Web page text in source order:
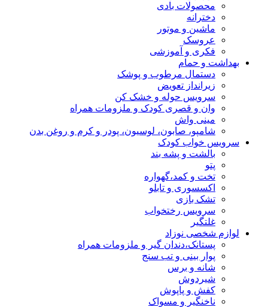
محصولات بادی
دخترانه
ماشین و موتور
عروسک
فکری و آموزشی
بهداشت و حمام
دستمال مرطوب و پوشک
زیرانداز تعویض
سرویس حوله و خشک کن
وان و قصری کودک و ملزومات همراه
مینی واش
شامپو، صابون، لوسیون، پودر و کرم و روغن بدن
سرویس خواب کودک
بالشت و پشه بند
پتو
تخت و کمد،گهواره
اکسسوری و تابلو
تشک بازی
سرویس رختخواب
غلتگیر
لوازم شخصی نوزاد
پستانک،دندان گیر و ملزومات همراه
پوار بینی و تب سنج
شانه و برس
شیردوش
کفش و پاپوش
ناخنگیر و مسواک